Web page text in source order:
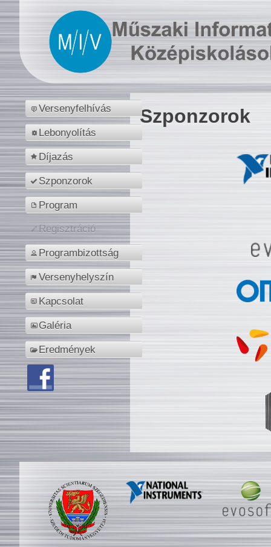
Versenyfelhívás
Lebonyolítás
Díjazás
Szponzorok
Program
Regisztráció
Programbizottság
Versenyhelyszín
Kapcsolat
Galéria
Eredmények
Szponzorok